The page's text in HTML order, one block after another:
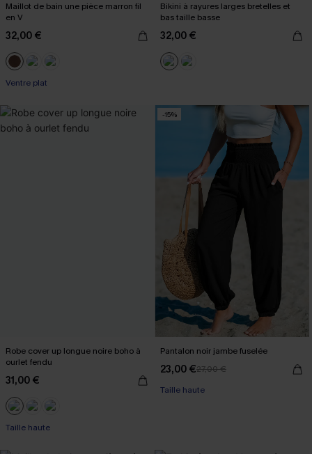
Maillot de bain une pièce marron fil
en V
32,00 €
Ventre plat
Bikini à rayures larges bretelles et
bas taille basse
32,00 €
Robe cover up longue noire boho à
ourlet fendu
31,00 €
Taille haute
-15%
Pantalon noir jambe fuselée
23,00 €27,00 €
Taille haute